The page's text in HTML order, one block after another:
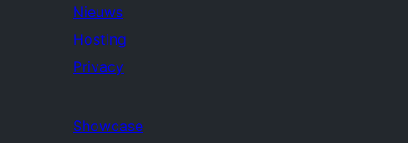
Nieuws
Hosting
Privacy
Showcase